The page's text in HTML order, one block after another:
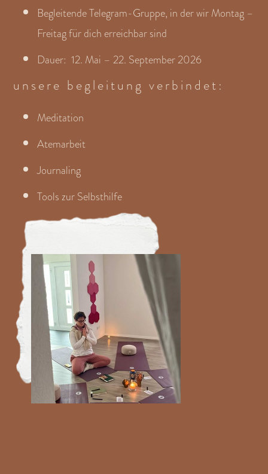
Begleitende Telegram-Gruppe, in der wir Montag –
Freitag für dich erreichbar sind
Dauer: 12. Mai – 22. September 2026
unsere begleitung verbindet:
Meditation
Atemarbeit
Journaling
Tools zur Selbsthilfe